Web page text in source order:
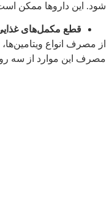
شود. این داروها ممکن است
قطع مکمل‌های
مصرف این موارد از سه